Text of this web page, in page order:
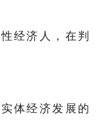
经济人，在判
体经济发展的